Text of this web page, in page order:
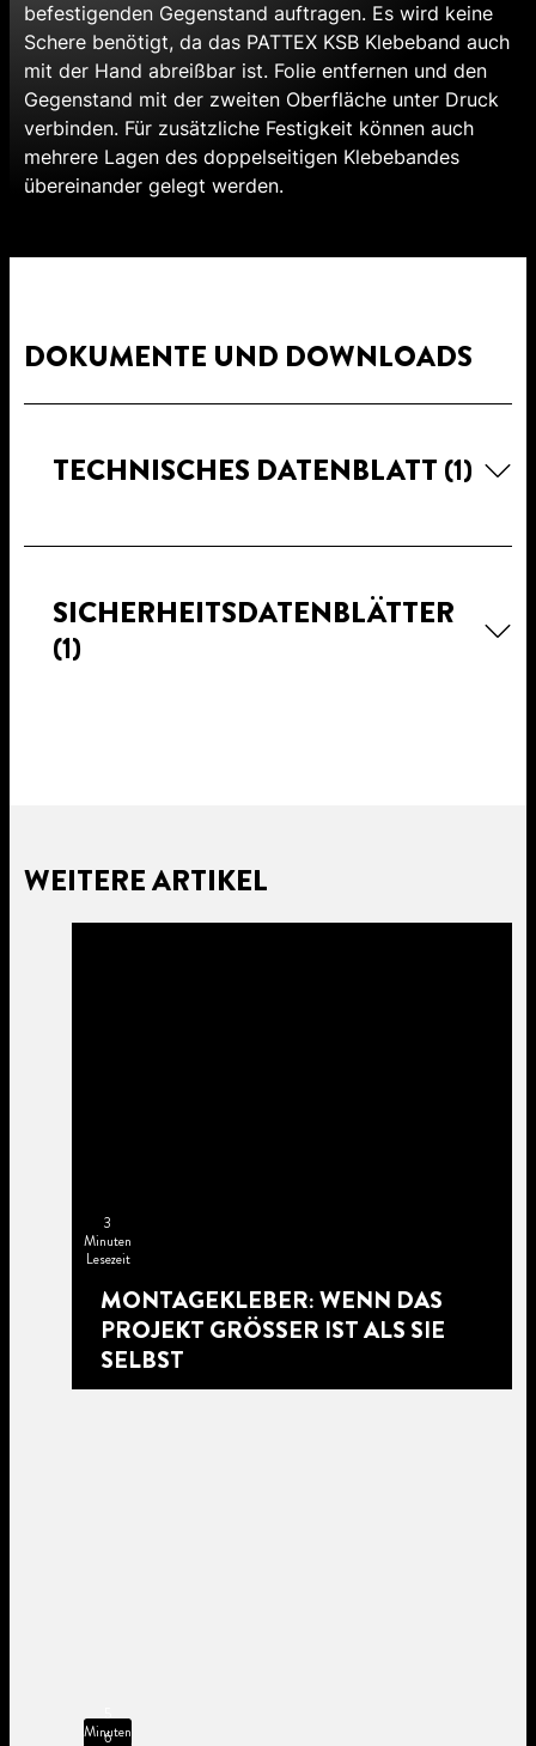
befestigenden Gegenstand auftragen. Es wird keine
Schere benötigt, da das PATTEX KSB Klebeband auch
mit der Hand abreißbar ist. Folie entfernen und den
Gegenstand mit der zweiten Oberfläche unter Druck
verbinden. Für zusätzliche Festigkeit können auch
mehrere Lagen des doppelseitigen Klebebandes
übereinander gelegt werden.
DOKUMENTE UND DOWNLOADS
TECHNISCHES DATENBLATT (1)
SICHERHEITSDATENBLÄTTER
(1)
WEITERE ARTIKEL
3
Minuten
Lesezeit
MONTAGEKLEBER: WENN DAS
PROJEKT GRÖSSER IST ALS SIE S
ELBST
5
Minuten
6